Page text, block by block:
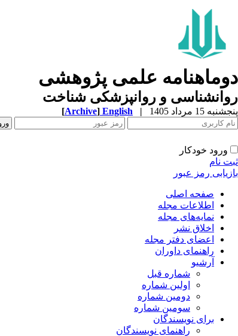
دوماهنامه علمی پژوهشی
روانشناسی و روانپزشکی شناخت
پنجشنبه 15 مرداد 1405 |
English
[Archive]
ورود خودکار
ثبت نام
بازیابی رمز عبور
صفحه اصلی
اطلاعات مجله
نمایه‌های مجله
اخلاق نشر
اعضای دفتر مجله
راهنمای داوران
آرشیو
شماره قبل
اولین شماره
دومین شماره
سومین شماره
برای نویسندگان
راهنمای نویسندگان